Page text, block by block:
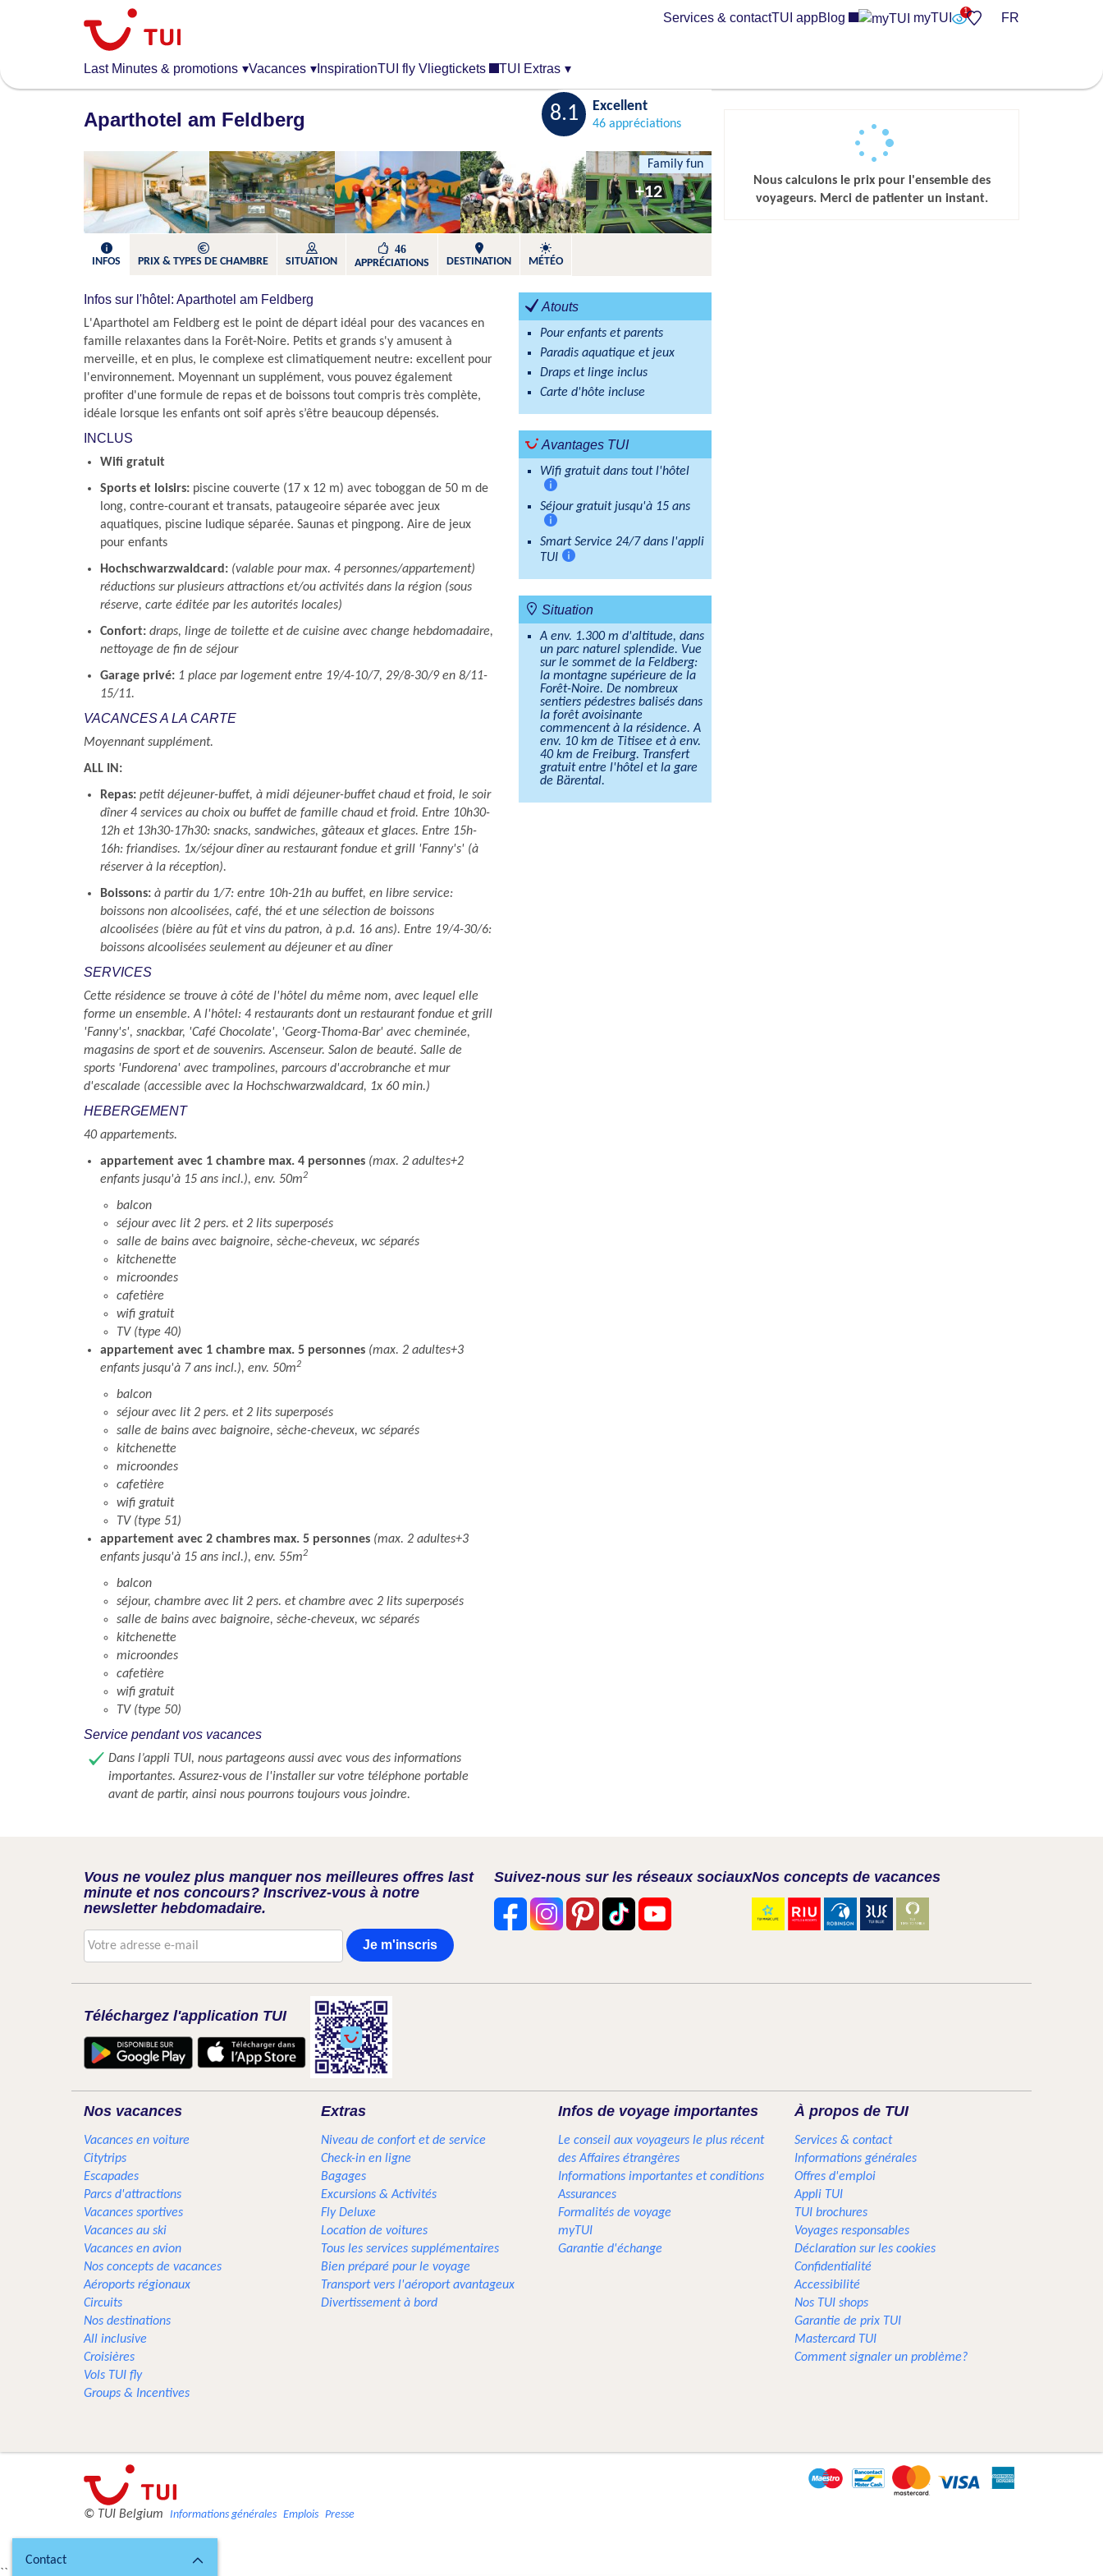
Last Minutes & promotions ▾Vacances ▾ InspirationTUI fly Vliegtickets TUI Extras ▾
Services & contactTUI appBlog myTUI FR
Aparthotel am Feldberg Sauvegarder
Family fun
8.1 Excellent
46 appréciations
+12
INFOS PRIX & TYPES DE CHAMBRE SITUATION
46
APPRÉCIATIONS
DESTINATION MÉTÉO
Infos sur l'hôtel: Aparthotel am Feldberg
L'Aparthotel am Feldberg est le point de départ idéal pour des vacances en
famille relaxantes dans la Forêt-Noire. Petits et grands s'y amusent à
merveille, et en plus, le complexe est climatiquement neutre: excellent pour
l'environnement. Moyennant un supplément, vous pouvez également
profiter d'une formule de repas et de boissons tout compris très complète,
idéale lorsque les enfants ont soif après s’être beaucoup dépensés.
INCLUS
Wifi gratuit
Sports et loisirs: piscine couverte (17 x 12 m) avec toboggan de 50 m de
long, contre-courant et transats, pataugeoire séparée avec jeux
aquatiques, piscine ludique séparée. Saunas et pingpong. Aire de jeux
pour enfants
Hochschwarzwaldcard: (valable pour max. 4 personnes/appartement)
réductions sur plusieurs attractions et/ou activités dans la région (sous
réserve, carte éditée par les autorités locales)
Confort: draps, linge de toilette et de cuisine avec change hebdomadaire,
nettoyage de fin de séjour
Garage privé: 1 place par logement entre 19/4-10/7, 29/8-30/9 en 8/11-
15/11.
VACANCES A LA CARTE
Moyennant supplément.
ALL IN:
Repas: petit déjeuner-buffet, à midi déjeuner-buffet chaud et froid, le soir
dîner 4 services au choix ou buffet de famille chaud et froid. Entre 10h30-
12h et 13h30-17h30: snacks, sandwiches, gâteaux et glaces. Entre 15h-
16h: friandises. 1x/séjour dîner au restaurant fondue et grill 'Fanny's' (à
réserver à la réception).
Boissons: à partir du 1/7: entre 10h-21h au buffet, en libre service:
boissons non alcoolisées, café, thé et une sélection de boissons
alcoolisées (bière au fût et vins du patron, à p.d. 16 ans). Entre 19/4-30/6:
boissons alcoolisées seulement au déjeuner et au dîner
SERVICES
Cette résidence se trouve à côté de l'hôtel du même nom, avec lequel elle
forme un ensemble. A l'hôtel: 4 restaurants dont un restaurant fondue et grill
'Fanny's', snackbar, 'Café Chocolate', 'Georg-Thoma-Bar' avec cheminée,
magasins de sport et de souvenirs. Ascenseur. Salon de beauté. Salle de
sports 'Fundorena' avec trampolines, parcours d'accrobranche et mur
d'escalade (accessible avec la Hochschwarzwaldcard, 1x 60 min.)
HEBERGEMENT
40 appartements.
appartement avec 1 chambre max. 4 personnes (max. 2 adultes+2
enfants jusqu'à 15 ans incl.), env. 50m2
balcon
séjour avec lit 2 pers. et 2 lits superposés
salle de bains avec baignoire, sèche-cheveux, wc séparés
kitchenette
microondes
cafetière
wifi gratuit
TV (type 40)
appartement avec 1 chambre max. 5 personnes (max. 2 adultes+3
enfants jusqu'à 7 ans incl.), env. 50m2
balcon
séjour avec lit 2 pers. et 2 lits superposés
salle de bains avec baignoire, sèche-cheveux, wc séparés
kitchenette
microondes
cafetière
wifi gratuit
TV (type 51)
appartement avec 2 chambres max. 5 personnes (max. 2 adultes+3
enfants jusqu'à 15 ans incl.), env. 55m2
balcon
séjour, chambre avec lit 2 pers. et chambre avec 2 lits superposés
salle de bains avec baignoire, sèche-cheveux, wc séparés
kitchenette
microondes
cafetière
wifi gratuit
TV (type 50)
Service pendant vos vacances
Dans l’appli TUI, nous partageons aussi avec vous des informations
importantes. Assurez-vous de l'installer sur votre téléphone portable
avant de partir, ainsi nous pourrons toujours vous joindre.
Atouts
Pour enfants et parents
Paradis aquatique et jeux
Draps et linge inclus
Carte d'hôte incluse
Avantages TUI
Wifi gratuit dans tout l'hôtel
Plus
d'informations
Séjour gratuit jusqu'à 15 ans
Plus
d'informations
Smart Service 24/7 dans l'appli
TUI
Situation
A env. 1.300 m d'altitude, dans
un parc naturel splendide. Vue
sur le sommet de la Feldberg:
la montagne supérieure de la
Forêt-Noire. De nombreux
sentiers pédestres balisés dans
la forêt avoisinante
commencent à la résidence. A
env. 10 km de Titisee et à env.
40 km de Freiburg. Transfert
gratuit entre l'hôtel et la gare
de Bärental.
Nous calculons le prix pour l'ensemble des
voyageurs. Merci de patienter un instant.
Vous ne voulez plus manquer nos meilleures offres last
minute et nos concours? Inscrivez-vous à notre
newsletter hebdomadaire.
Je m'inscris
Suivez-nous sur les réseaux sociauxNos concepts de vacances
Téléchargez l'application TUI
Nos vacances
Vacances en voiture
Citytrips
Escapades
Parcs d'attractions
Vacances sportives
Vacances au ski
Vacances en avion
Nos concepts de vacances
Aéroports régionaux
Circuits
Nos destinations
All inclusive
Croisières
Vols TUI fly
Groups & Incentives
Extras
Niveau de confort et de service
Check-in en ligne
Bagages
Excursions & Activités
Fly Deluxe
Location de voitures
Tous les services supplémentaires
Bien préparé pour le voyage
Transport vers l'aéroport avantageux
Divertissement à bord
Infos de voyage importantes
Le conseil aux voyageurs le plus récent
des Affaires étrangères
Informations importantes et conditions
Assurances
Formalités de voyage
myTUI
Garantie d'échange
À propos de TUI
Services & contact
Informations générales
Offres d'emploi
Appli TUI
TUI brochures
Voyages responsables
Déclaration sur les cookies
Confidentialité
Accessibilité
Nos TUI shops
Garantie de prix TUI
Mastercard TUI
Comment signaler un problème?
© TUI Belgium Informations générales Emplois Presse
Contact